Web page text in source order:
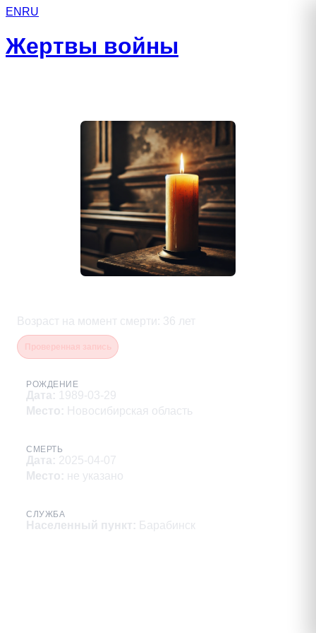
EN RU
Жертвы войны
Возраст на момент смерти : 36 лет
РОЖДЕНИЕ
Дата: 1989-03-29
Место: Новосибирская область
СМЕРТЬ
Дата: 2025-04-07
Место: не указано
СЛУЖБА
Населенный пункт: Барабинск